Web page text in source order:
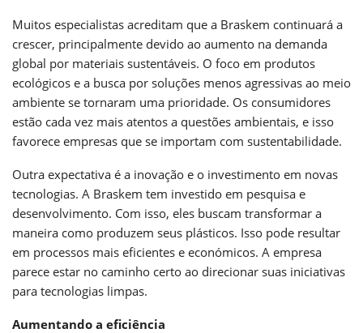
Muitos especialistas acreditam que a Braskem continuará a
crescer, principalmente devido ao aumento na demanda
global por materiais sustentáveis. O foco em produtos
ecológicos e a busca por soluções menos agressivas ao meio
ambiente se tornaram uma prioridade. Os consumidores
estão cada vez mais atentos a questões ambientais, e isso
favorece empresas que se importam com sustentabilidade.
Outra expectativa é a inovação e o investimento em novas
tecnologias. A Braskem tem investido em pesquisa e
desenvolvimento. Com isso, eles buscam transformar a
maneira como produzem seus plásticos. Isso pode resultar
em processos mais eficientes e económicos. A empresa
parece estar no caminho certo ao direcionar suas iniciativas
para tecnologias limpas.
Aumentando a eficiência